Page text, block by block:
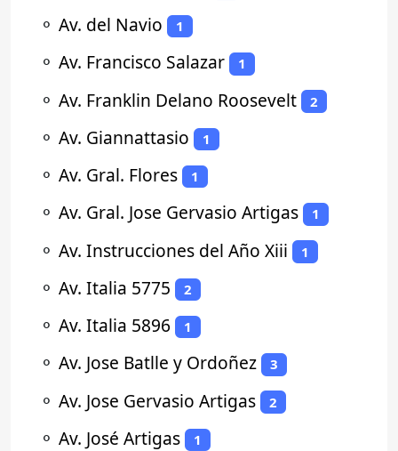
⚬ Av. del Navio 1
⚬ Av. Francisco Salazar 1
⚬ Av. Franklin Delano Roosevelt 2
⚬ Av. Giannattasio 1
⚬ Av. Gral. Flores 1
⚬ Av. Gral. Jose Gervasio Artigas 1
⚬ Av. Instrucciones del Año Xiii 1
⚬ Av. Italia 5775 2
⚬ Av. Italia 5896 1
⚬ Av. Jose Batlle y Ordoñez 3
⚬ Av. Jose Gervasio Artigas 2
⚬ Av. José Artigas 1